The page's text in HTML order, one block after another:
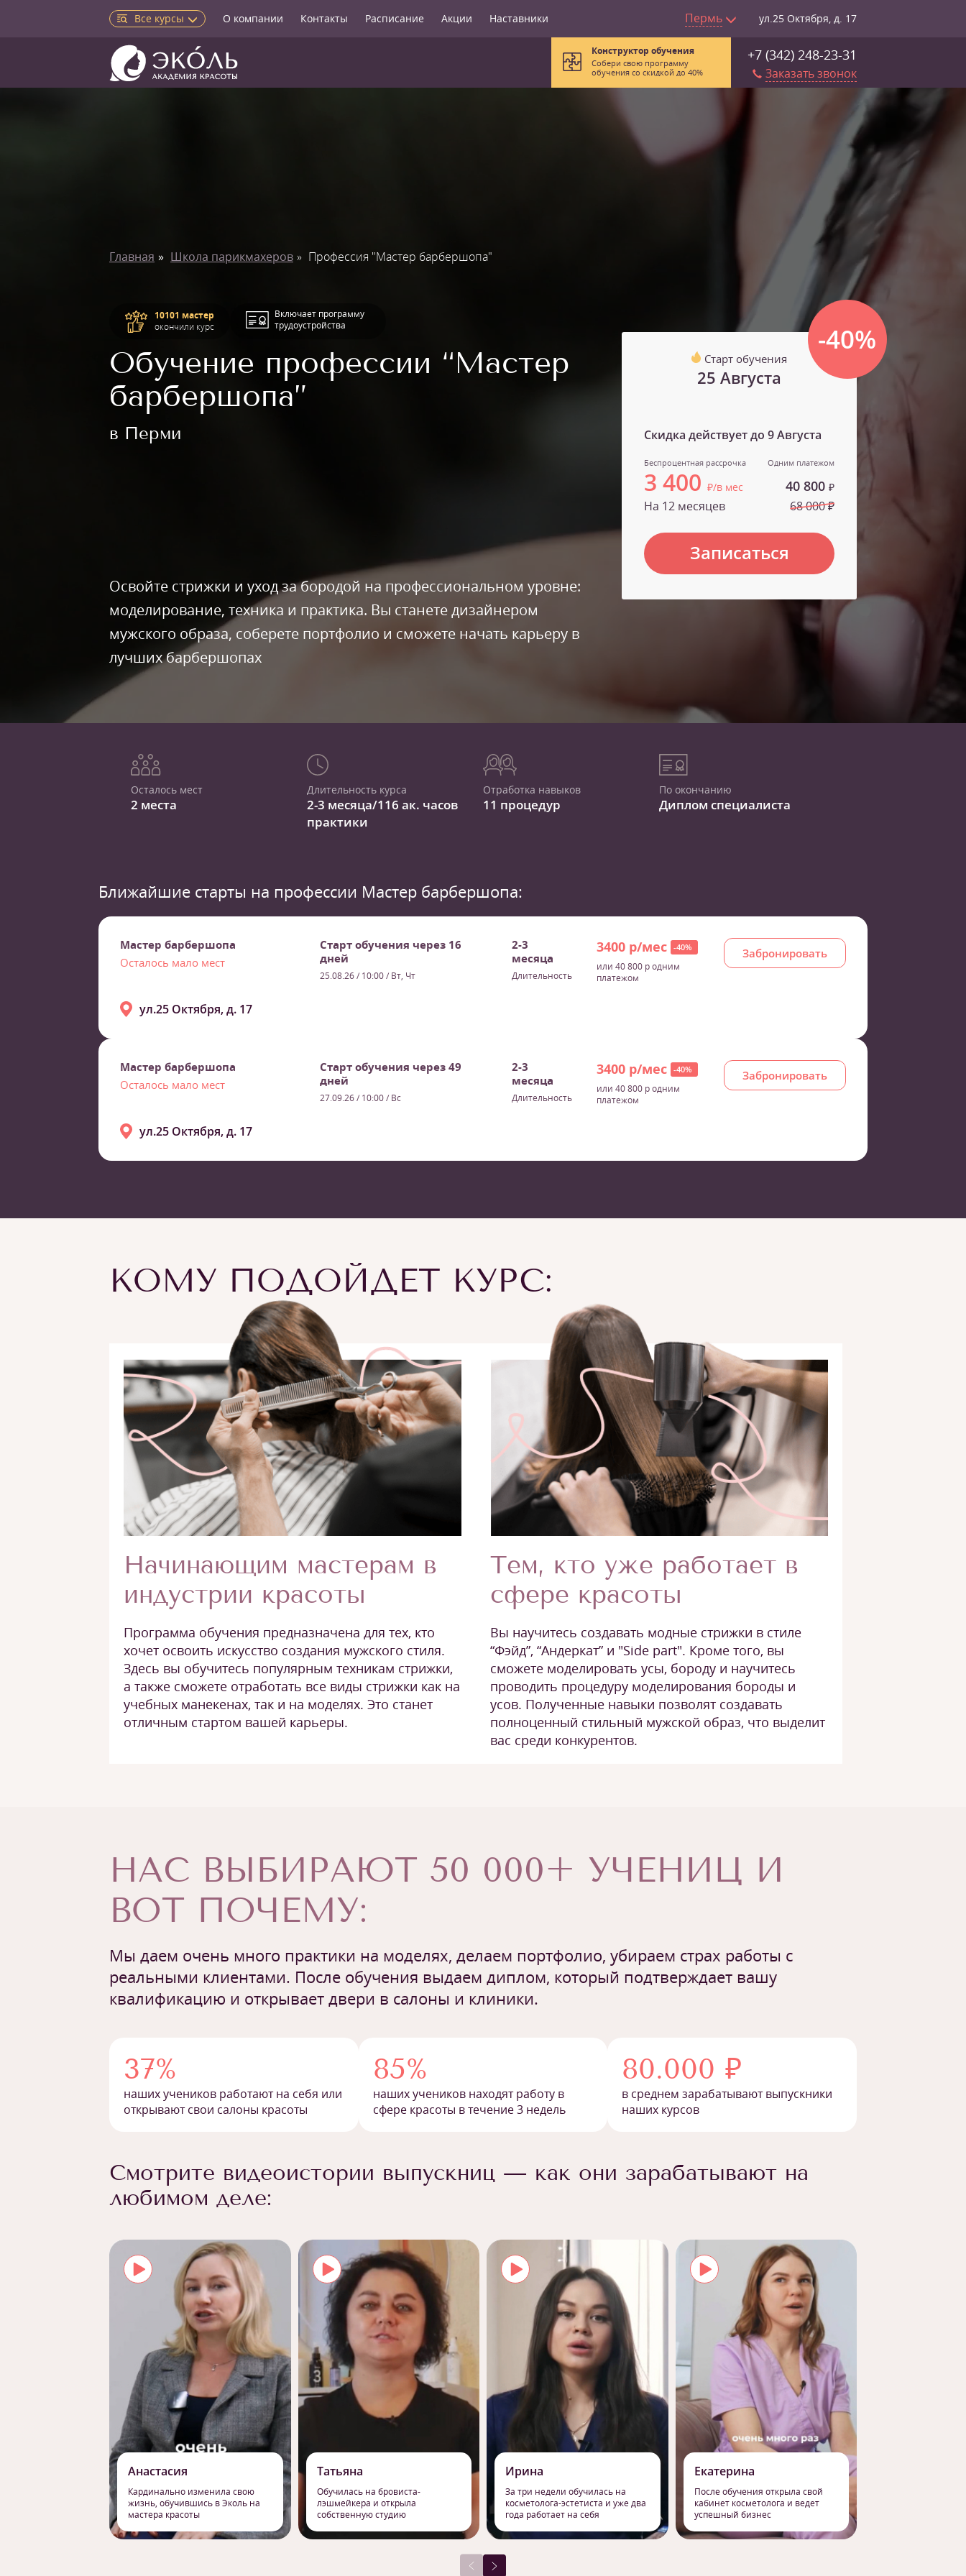
Все курсы О компании Контакты Расписание Акции Наставники Пермь ул.25 Октября, д. 17
+7 (342) 248-23-31
Заказать звонок
Конструктор обучения
Собери свою программу
обучения со скидкой до 40%
Главная Школа парикмахеров Профессия "Мастер барбершопа"
10101 мастер
окончили курс
Включает программу
трудоустройства
Обучение профессии “Мастер
барбершопа”
в Перми
Освойте стрижки и уход за бородой на профессиональном уровне:
моделирование, техника и практика. Вы станете дизайнером
мужского образа, соберете портфолио и сможете начать карьеру в
лучших барбершопах
-40%
Старт обучения
25 Августа
Скидка действует до9 Августа
Беспроцентная рассрочка
3 400₽/в мес
На 12 месяцев
Одним платежом
40 800 ₽
68 000 ₽
Записаться
Осталось мест
2 места
Длительность курса
2-3 месяца/116 ак. часов
практики
Отработка навыков
11 процедур
По окончанию
Диплом специалиста
Ближайшие старты на профессии Мастер барбершопа:
Мастер барбершопа
Осталось мало мест
Старт обучения через 16
дней
25.08.26 / 10:00/ Вт, Чт
2-3
месяца
Длительность
3400 р/мес -40%
или 40 800 р одним
платежом
Забронировать
ул.25 Октября, д. 17
Мастер барбершопа
Осталось мало мест
Старт обучения через 49
дней
27.09.26 / 10:00/ Вс
2-3
месяца
Длительность
3400 р/мес -40%
или 40 800 р одним
платежом
Забронировать
ул.25 Октября, д. 17
КОМУ ПОДОЙДЕТ КУРС:
Начинающим мастерам в
индустрии красоты
Программа обучения предназначена для тех, кто
хочет освоить искусство создания мужского стиля.
Здесь вы обучитесь популярным техникам стрижки,
а также сможете отработать все виды стрижки как на
учебных манекенах, так и на моделях. Это станет
отличным стартом вашей карьеры.
Тем, кто уже работает в
сфере красоты
Вы научитесь создавать модные стрижки в стиле
“Фэйд”, “Андеркат” и "Side part". Кроме того, вы
сможете моделировать усы, бороду и научитесь
проводить процедуру моделирования бороды и
усов. Полученные навыки позволят создавать
полноценный стильный мужской образ, что выделит
вас среди конкурентов.
НАС ВЫБИРАЮТ 50 000+ УЧЕНИЦ И
ВОТ ПОЧЕМУ:
Мы даем очень много практики на моделях, делаем портфолио, убираем страх работы с
реальными клиентами. После обучения выдаем диплом, который подтверждает вашу
квалификацию и открывает двери в салоны и клиники.
37%
наших учеников работают на себя или
открывают свои салоны красоты
85%
наших учеников находят работу в
сфере красоты в течение 3 недель
80.000 ₽
в среднем зарабатывают выпускники
наших курсов
Смотрите видеоистории выпускниц — как они зарабатывают на
любимом деле:
Анастасия
Кардинально изменила свою
жизнь, обучившись в Эколь на
мастера красоты
Татьяна
Обучилась на бровиста-
лэшмейкера и открыла
собственную студию
Ирина
За три недели обучилась на
косметолога-эстетиста и уже два
года работает на себя
Екатерина
После обучения открыла свой
кабинет косметолога и ведет
успешный бизнес